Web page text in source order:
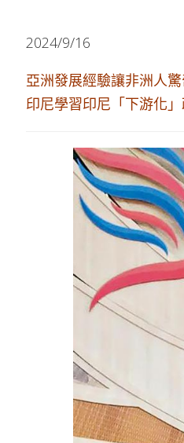
2024/9/16
亞洲發展經驗讓非洲人
印尼學習印尼「下游化